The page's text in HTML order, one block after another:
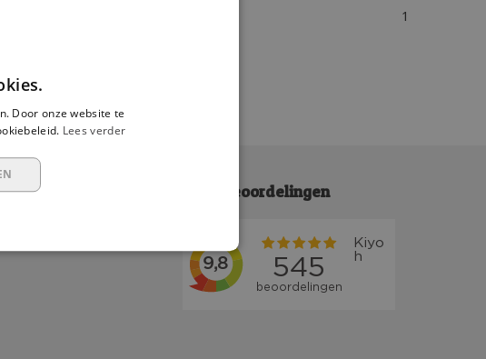
1
Klantbeoordelingen
Door onze website te
Lees verder